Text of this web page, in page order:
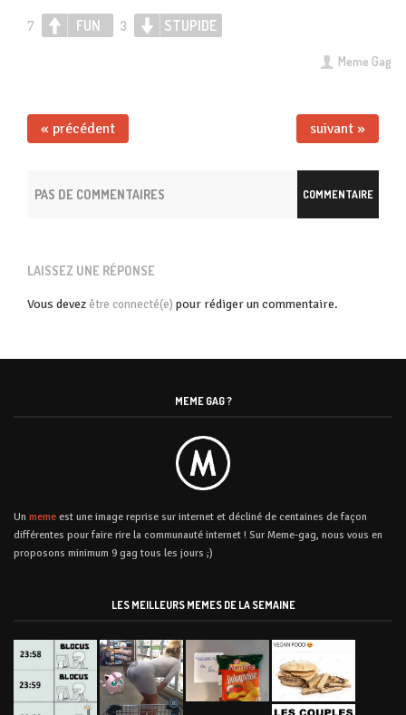
Meme Gag
7 FUN 3 STUPIDE
« précédent suivant »
COMMENTAIRE
PAS DE COMMENTAIRES
LAISSEZ UNE RÉPONSE
Vous devez être connecté(e) pour rédiger un commentaire.
MEME GAG ?
Un meme est une image reprise sur internet et décliné de centaines de façon
différentes pour faire rire la communauté internet ! Sur Meme-gag, nous vous en
proposons minimum 9 gag tous les jours ;)
LES MEILLEURS MEMES DE LA SEMAINE